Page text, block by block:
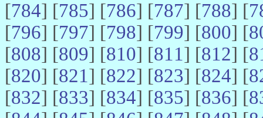
[784] [785] [786] [787] [788] [
[796] [797] [798] [799] [800] [
[808] [809] [810] [811] [812] [
[820] [821] [822] [823] [824] [
[832] [833] [834] [835] [836] [